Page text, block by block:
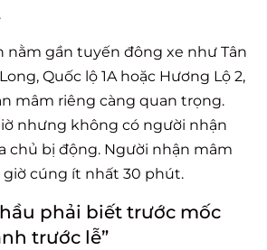
nằm gần tuyến đông xe như Tân
Quốc lộ 1A hoặc Hương Lộ 2,
mâm riêng càng quan trọng.
nhưng không có người nhận
chủ bị động. Người nhận mâm
cúng ít nhất 30 phút.
phải biết trước mốc
trước lễ”